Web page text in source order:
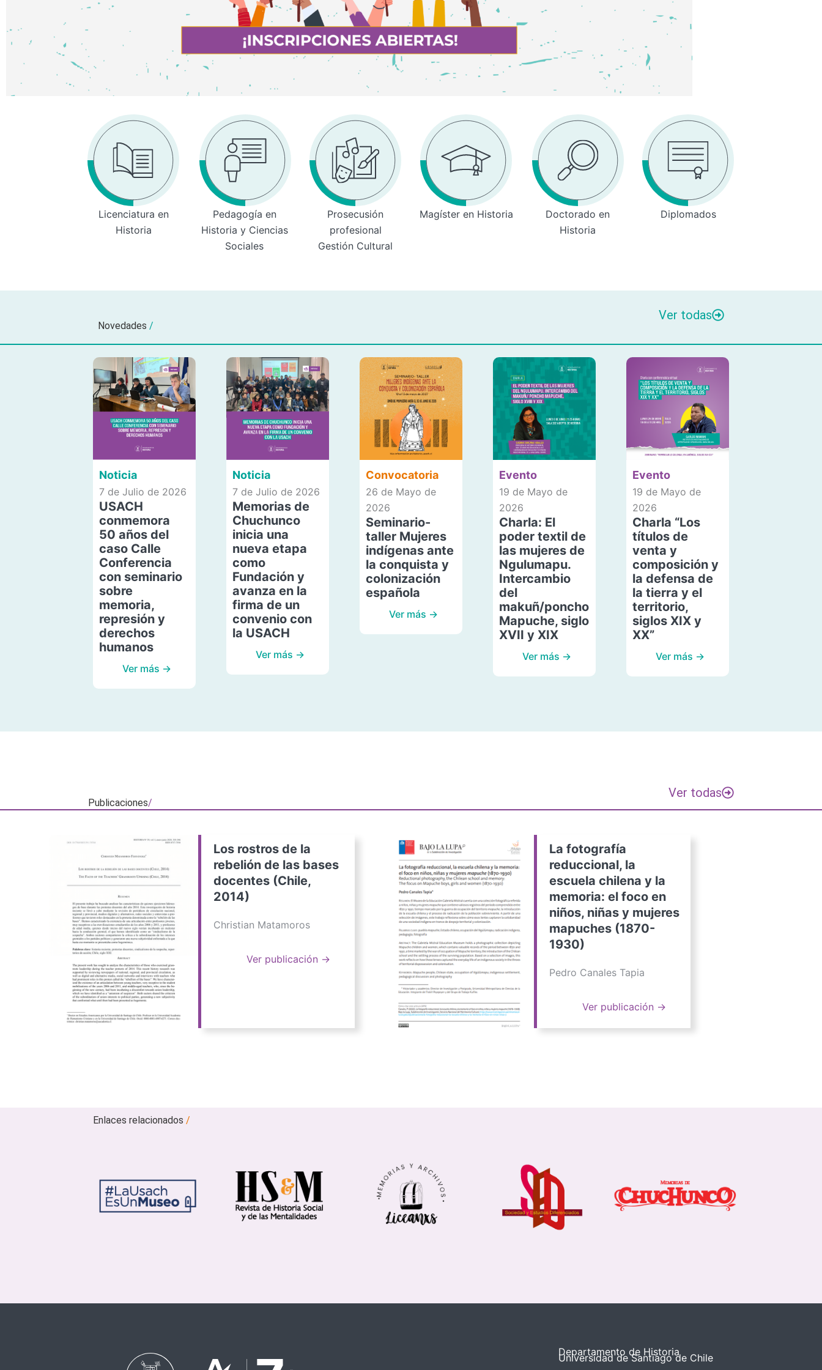
Licenciatura en
Historia
Pedagogía en
Historia y Ciencias
Sociales
Prosecusión
profesional
Gestión Cultural
Magíster en Historia
Doctorado en
Historia
Diplomados
Novedades /
Ver todas
Noticia
7 de Julio de 2026
USACH
conmemora
50 años del
caso Calle
Conferencia
con seminario
sobre
memoria,
represión y
derechos
humanos
Ver más →
Noticia
7 de Julio de 2026
Memorias de
Chuchunco
inicia una
nueva etapa
como
Fundación y
avanza en la
firma de un
convenio con
la USACH
Ver más →
Convocatoria
26 de Mayo de
2026
Seminario-
taller Mujeres
indígenas ante
la conquista y
colonización
española
Ver más →
Evento
19 de Mayo de
2026
Charla: El
poder textil de
las mujeres de
Ngulumapu.
Intercambio
del
makuñ/poncho
Mapuche, siglo
XVII y XIX
Ver más →
Evento
19 de Mayo de
2026
Charla “Los
títulos de
venta y
composición y
la defensa de
la tierra y el
territorio,
siglos XIX y
XX”
Ver más →
Publicaciones/
Ver todas
Los rostros de la
rebelión de las bases
docentes (Chile,
2014)
Christian Matamoros
Ver publicación →
La fotografía
reduccional, la
escuela chilena y la
memoria: el foco en
niños, niñas y mujeres
mapuches (1870-
1930)
Pedro Canales Tapia
Ver publicación →
Enlaces relacionados/
Departamento de Historia
Universidad de Santiago de Chile